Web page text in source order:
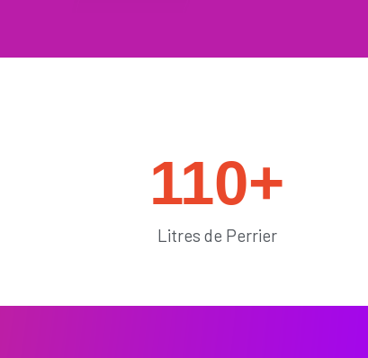
110+
Litres de Perrier